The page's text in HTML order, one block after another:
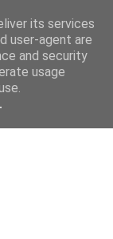
its services
user-agent are
and security
usage